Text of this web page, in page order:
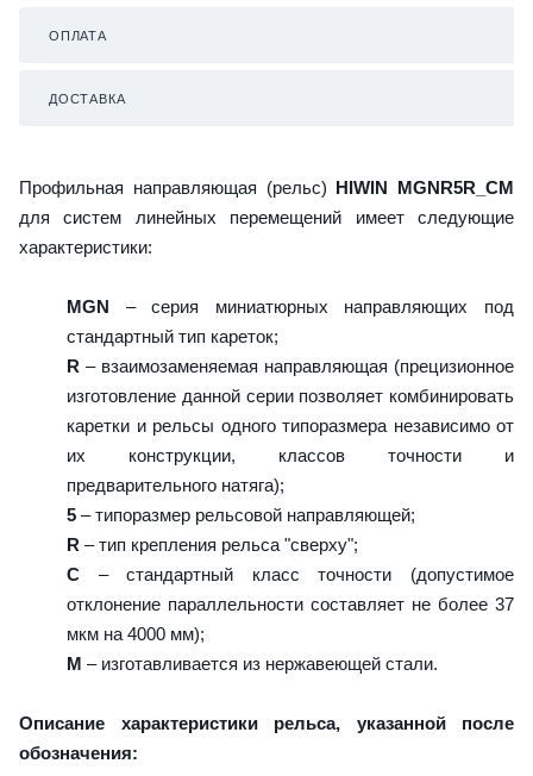
ОПЛАТА
ДОСТАВКА
Профильная направляющая (рельс) HIWIN MGNR5R_CM
для систем линейных перемещений имеет следующие
характеристики:
MGN – серия миниатюрных направляющих под
стандартный тип кареток;
R – взаимозаменяемая направляющая (прецизионное
изготовление данной серии позволяет комбинировать
каретки и рельсы одного типоразмера независимо от
их конструкции, классов точности и
предварительного натяга);
5 – типоразмер рельсовой направляющей;
R – тип крепления рельса "сверху";
C – стандартный класс точности (допустимое
отклонение параллельности составляет не более 37
мкм на 4000 мм);
M – изготавливается из нержавеющей стали.
Описание характеристики рельса, указанной после
обозначения: